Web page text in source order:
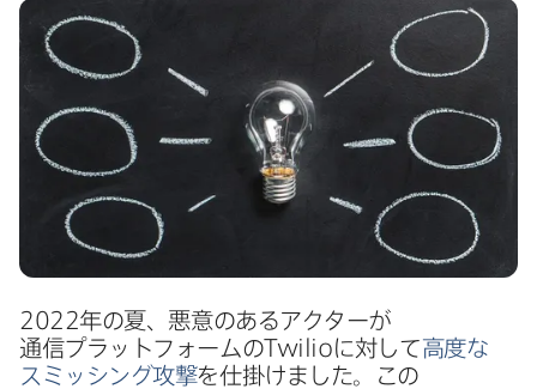
2022年の​夏、​悪意の​ある​アクターが​
通信プラットフォームのTwilioに​対して高度な​
スミッシング攻撃を​仕掛けました。​この​